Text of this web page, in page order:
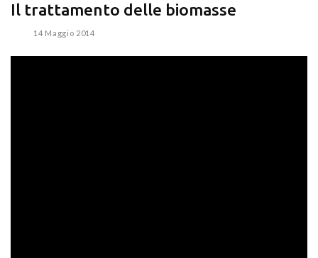
Il trattamento delle biomasse
14 Maggio 2014